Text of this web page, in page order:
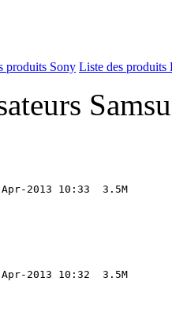
produits Sony Liste des produits